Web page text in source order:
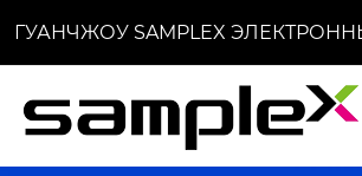
ГУАНЧЖОУ SAMPLEX